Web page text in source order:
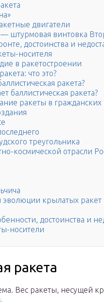
двигатели
штурмовая винтовка
достоинства и
носителя
в ракетостроении
что это?
ракета?
баллистическая ракета?
ракеты в гражданских
треугольника
космической отрасли
эволюции крылатых ракет
достоинства и
носители
ракета
Вес ракеты, несущей